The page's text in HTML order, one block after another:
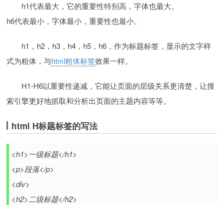
h1代表最大，它的重要性特别高，字体也最大。
h6代表最小，字体最小，重要性也最小。
h1，h2，h3，h4，h5，h6，作为标题标签，显示的文字样
式为粗体，与html粗体标签效果一样。
H1-H6以重要性递减，它能让页面的层级关系更清楚，让搜
索引擎更好地抓取和分析出页面的主题内容等等。
html H标题标签的写法
<h1>一级标题</h1>
<p>段落</p>
<div>
<h2>二级标题</h2>